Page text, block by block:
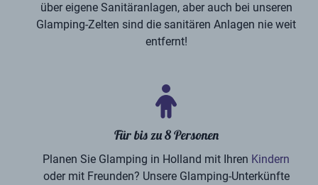
über eigene Sanitäranlagen, aber auch bei unseren
Glamping-Zelten sind die sanitären Anlagen nie weit
entfernt!
Für bis zu 8 Personen
Planen Sie Glamping in Holland mit Ihren Kindern
oder mit Freunden? Unsere Glamping-Unterkünfte